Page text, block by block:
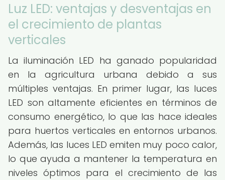
Luz LED: ventajas y desventajas en
el crecimiento de plantas
verticales
La iluminación LED ha ganado popularidad
en la agricultura urbana debido a sus
múltiples ventajas. En primer lugar, las luces
LED son altamente eficientes en términos de
consumo energético, lo que las hace ideales
para huertos verticales en entornos urbanos.
Además, las luces LED emiten muy poco calor,
lo que ayuda a mantener la temperatura en
niveles óptimos para el crecimiento de las